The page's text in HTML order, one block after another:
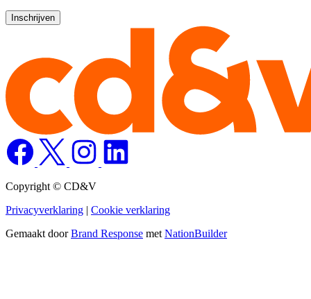
Copyright © CD&V
Privacyverklaring | Cookie verklaring
Gemaakt doorBrand Response met NationBuilder